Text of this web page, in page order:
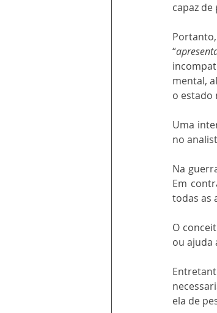
capaz de
“
mental,
o estado
Uma
no
Na
Em
todas as
O
ou ajuda
ela de